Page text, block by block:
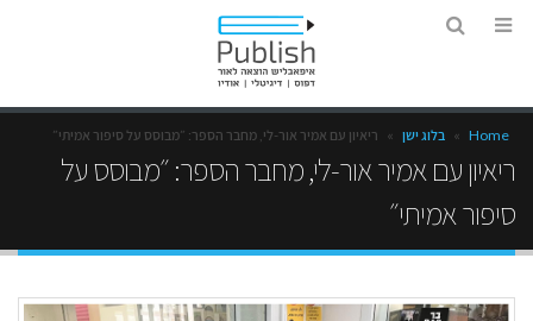
Home
» בלוג ישן » ריאיון עם אמיר אור-לי, מחבר הספר: ״מבוסס על סיפור אמיתי״
ריאיון עם אמיר אור-לי, מחבר הספר: ״מבוסס על
סיפור אמיתי״